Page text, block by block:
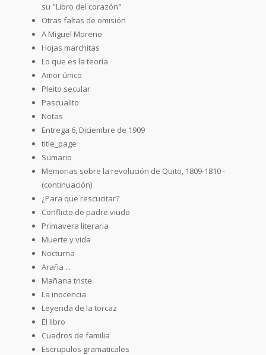
su "Libro del corazón"
Otras faltas de omisión
A Miguel Moreno
Hojas marchitas
Lo que es la teoría
Amor único
Pleito secular
Pascualito
Notas
Entrega 6, Diciembre de 1909
title_page
Sumario
Memorias sobre la revolución de Quito, 1809-1810 -
(continuación)
¿Para que rescucitar?
Conflicto de padre viudo
Primavera literaria
Muerte y vida
Nocturna
Araña ...
Mañana triste
La inocencia
Leyenda de la torcaz
El libro
Cuadros de familia
Escrupulos gramaticales